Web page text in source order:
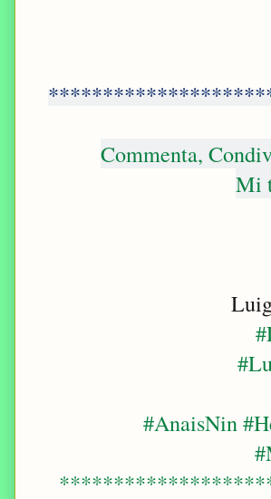
Commenta,
Mi
#AnaisNin